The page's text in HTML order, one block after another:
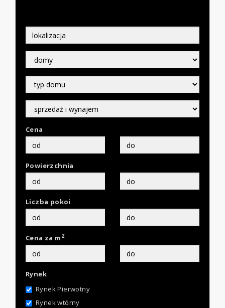
Cena
Powierzchnia
Liczba pokoi
Cena za m 2
Rynek
Rynek Pierwotny
Rynek wtórny